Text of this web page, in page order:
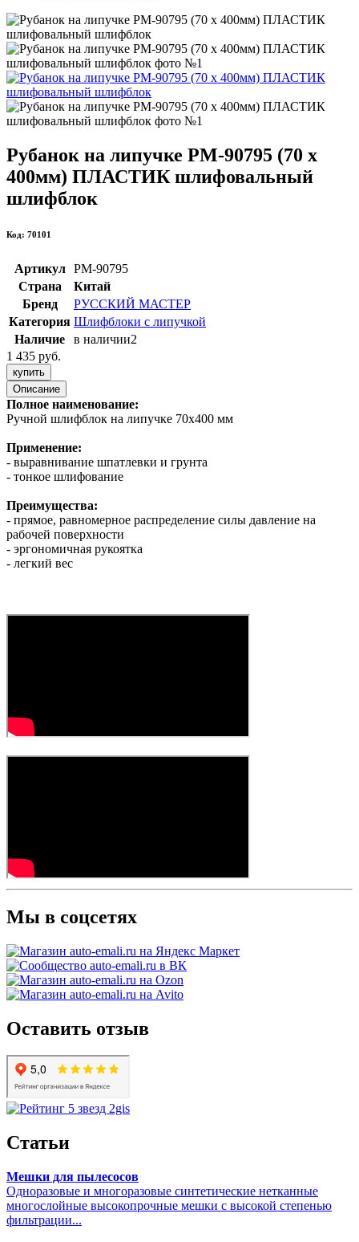
Рубанок на липучке РМ-90795 (70 x
400мм) ПЛАСТИК шлифовальный
шлифблок
Код: 70101
Артикул
РМ-90795
Страна
Китай
Бренд
РУССКИЙ МАСТЕР
Категория Шлифблоки с липучкой
Наличие
в наличии2
1 435 руб.
купить
Описание
Полное наименование:
Ручной шлифблок на липучке 70х400 мм
Применение:
- выравнивание шпатлевки и грунта
- тонкое шлифование
Преимущества:
- прямое, равномерное распределение силы давление на
рабочей поверхности
- эргономичная рукоятка
- легкий вес
Мы в соцсетях
Оставить отзыв
Статьи
Мешки для пылесосов
Одноразовые и многоразовые синтетические нетканные
многослойные высокопрочные мешки с высокой степенью
фильтрации...